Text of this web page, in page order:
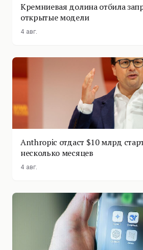
Кремниевая долина отбила
открытые модели
4 авг.
Anthropic отдаст $10 млрд
несколько месяцев
4 авг.